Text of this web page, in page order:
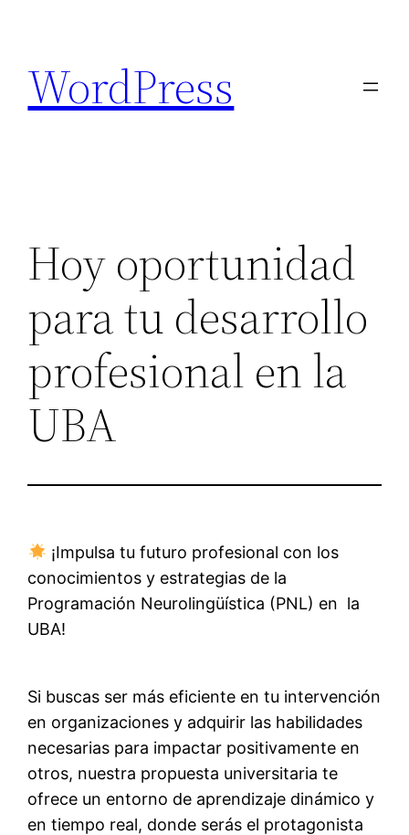
contenido
WordPress
Hoy oportunidad
para tu desarrollo
profesional en la
UBA
¡Impulsa tu futuro profesional con los
conocimientos y estrategias de la
Programación Neurolingüística (PNL) en la
UBA!
Si buscas ser más eficiente en tu intervención
en organizaciones y adquirir las habilidades
necesarias para impactar positivamente en
otros, nuestra propuesta universitaria te
ofrece un entorno de aprendizaje dinámico y
en tiempo real, donde serás el protagonista